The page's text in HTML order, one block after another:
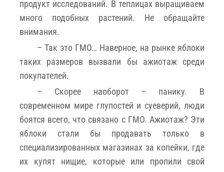
продукт исследований. В теплицах выращиваем
много подобных растений. Не обращайте
внимания.
– Так это ГМО… Наверное, на рынке яблоки
таких размеров вызвали бы ажиотаж среди
покупателей.
– Скорее наоборот – панику. В
современном мире глупостей и суеверий, люди
боятся всего, что связано с ГМО. Ажиотаж? Эти
яблоки стали бы продавать только в
специализированных магазинах за копейки, где
их купят нищие, которые или пропили свой